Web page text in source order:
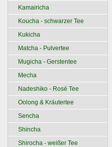
Kamairicha
Koucha - schwarzer Tee
Kukicha
Matcha - Pulvertee
Mugicha - Gerstentee
Mecha
Nadeshiko - Rosé Tee
Oolong & Kräutertee
Sencha
Shincha
Shirocha - weißer Tee